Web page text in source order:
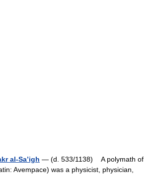
al-Sa’igh — (d. 533/1138) A polymath of
Avempace) was a physicist, physician,